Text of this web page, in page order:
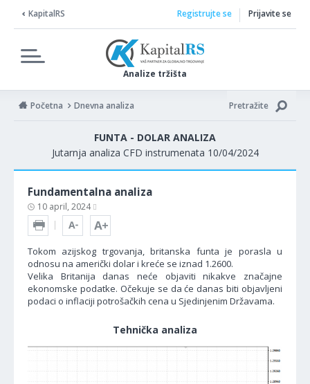
KapitalRS
Analize tržišta
Registrujte se Prijavite se
Početna Dnevna analiza Pretražite
FUNTA - DOLAR ANALIZA
Jutarnja analiza CFD instrumenata 10/04/2024
Fundamentalna analiza
10 april, 2024
Tokom azijskog trgovanja, britanska funta je porasla u
odnosu na američki dolar i kreće se iznad 1.2600.
Velika Britanija danas neće objaviti nikakve značajne
ekonomske podatke. Očekuje se da će danas biti objavljeni
podaci o inflaciji potrošačkih cena u Sjedinjenim Državama.
Tehnička analiza